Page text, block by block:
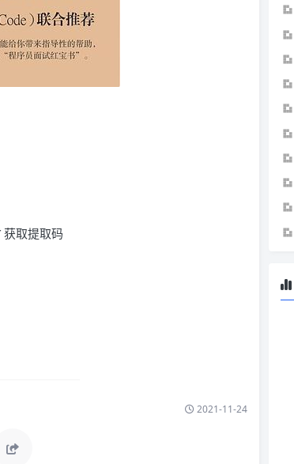
取提取码
2021-11-24